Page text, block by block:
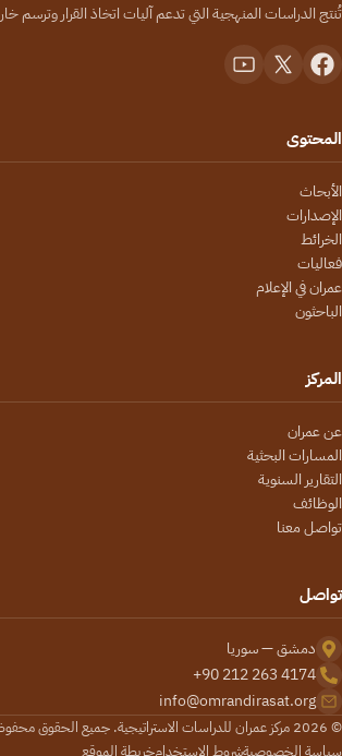
تُنتج الدراسات المنهجية التي تدعم آليات اتخاذ القرار وترسم
المحتوى
الأبحاث
الإصدارات
الخرائط
فعاليات
عمران في الإعلام
الباحثون
المركز
عن عمران
المسارات البحثية
التقارير السنوية
الوظائف
تواصل معنا
تواصل
دمشق — سوريا
+90 212 263 4174
info@omrandirasat.org
© 2026 مركز عمران للدراسات الاستراتيجية. جميع الحقوق محفوظة.
سياسة الخصوصيةشروط الاستخدامخريطة الموقع